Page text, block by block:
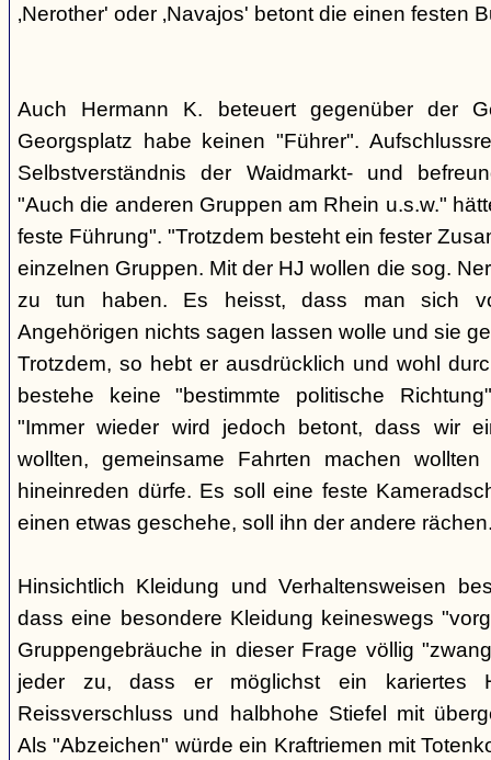
‚Nerother' oder ‚Navajos' betont die einen festen
Auch Hermann K. beteuert gegenüber der
Georgsplatz habe keinen "Führer".
Selbstverständnis der Waidmarkt- und
"Auch die anderen Gruppen am Rhein u.s.w."
feste Führung". "Trotzdem besteht ein fester
einzelnen Gruppen. Mit der HJ wollen die sog.
zu tun haben. Es heisst, dass man sich
Angehörigen nichts sagen lassen wolle und sie
Trotzdem, so hebt er ausdrücklich und wohl
bestehe keine "bestimmte politische
"Immer wieder wird jedoch betont, dass wir
wollten, gemeinsame Fahrten machen
hineinreden dürfe. Es soll eine feste
einen etwas geschehe, soll ihn der andere
Hinsichtlich Kleidung und Verhaltensweisen
dass eine besondere Kleidung keineswegs
Gruppengebräuche in dieser Frage völlig
jeder zu, dass er möglichst ein kariertes
Reissverschluss und halbhohe Stiefel mit
Als "Abzeichen" würde ein Kraftriemen mit